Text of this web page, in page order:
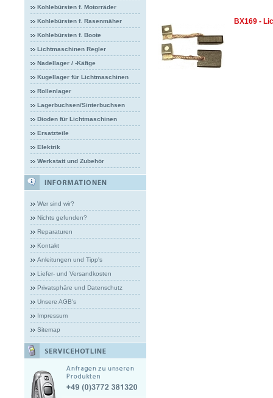
Kohlebürsten f. Motorräder
Kohlebürsten f. Rasenmäher
Kohlebürsten f. Boote
Lichtmaschinen Regler
Nadellager / -Käfige
Kugellager für Lichtmaschinen
Rollenlager
Lagerbuchsen/Sinterbuchsen
Dioden für Lichtmaschinen
Ersatzteile
Elektrik
Werkstatt und Zubehör
Wer sind wir?
Nichts gefunden?
Reparaturen
Kontakt
Anleitungen und Tipp's
Liefer- und Versandkosten
Privatsphäre und Datenschutz
Unsere AGB's
Impressum
Sitemap
BX169 -